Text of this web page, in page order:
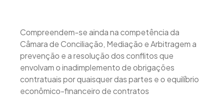
Compreendem-se ainda na competência da
Câmara de Conciliação, Mediação e Arbitragem a
prevenção e a resolução dos conflitos que
envolvam o inadimplemento de obrigações
contratuais por quaisquer das partes e o equilíbrio
econômico-financeiro de contratos